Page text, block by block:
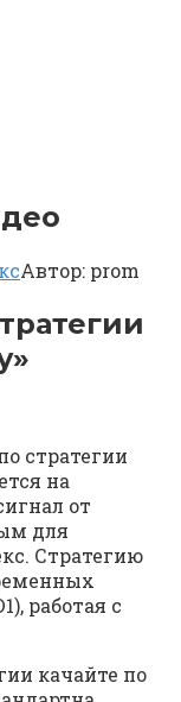
Автор: prom
стратегии
на
от
для
Стратегию
работая с
качайте по